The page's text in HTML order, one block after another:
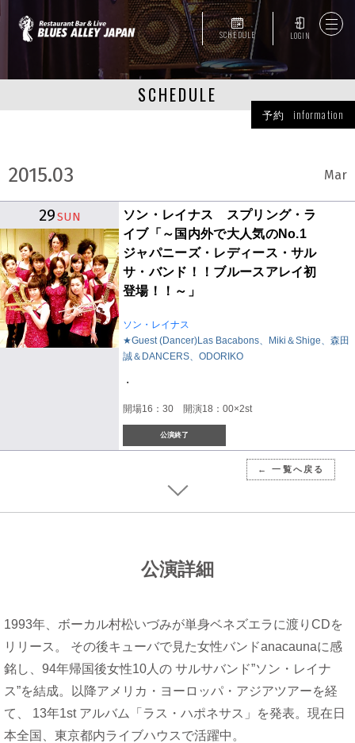
SCHEDULE LOGIN
SCHEDULE
予約 information
2015.03 Mar
29SUN
ソン・レイナス スプリング・ラ
イブ「～国内外で大人気のNo.1
ジャパニーズ・レディース・サル
サ・バンド！！ブルースアレイ初
登場！！～」
ソン・レイナス
★Guest (Dancer)Las Bacabons、Miki＆Shige、森田
誠＆DANCERS、ODORIKO
・
開場16：30 開演18：00×2st
公演終了
← 一覧へ戻る
公演詳細
1993年、ボーカル村松いづみが単身ベネズエラに渡りCDを
リリース。 その後キューバで見た女性バンドanacaunaに感
銘し、94年帰国後女性10人の サルサバンド”ソン・レイナ
ス”を結成。以降アメリカ・ヨーロッパ・アジアツアーを経
て、 13年1st アルバム「ラス・ハポネサス」を発表。現在日
本全国、東京都内ライブハウスで活躍中。